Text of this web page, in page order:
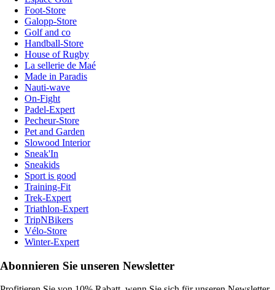
Foot-Store
Galopp-Store
Golf and co
Handball-Store
House of Rugby
La sellerie de Maé
Made in Paradis
Nauti-wave
On-Fight
Padel-Expert
Pecheur-Store
Pet and Garden
Slowood Interior
Sneak'In
Sneakids
Sport is good
Training-Fit
Trek-Expert
Triathlon-Expert
TripNBikers
Vélo-Store
Winter-Expert
Abonnieren Sie unseren Newsletter